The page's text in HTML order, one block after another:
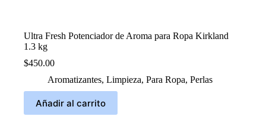
Ultra Fresh Potenciador de Aroma para Ropa Kirkland
1.3 kg
$450.00
Aromatizantes, Limpieza, Para Ropa, Perlas
Añadir al carrito